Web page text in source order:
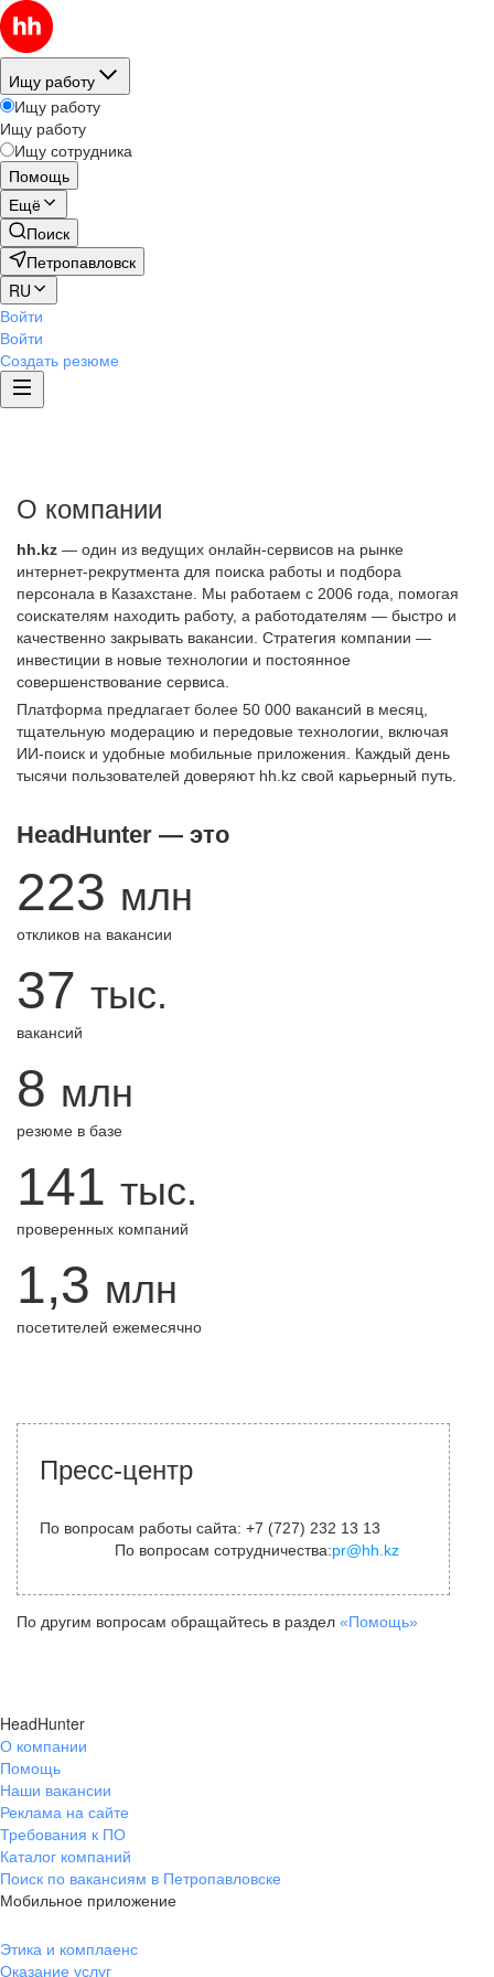
Ищу работу
Ищу работу
Ищу работу
Ищу сотрудника
Помощь
Ещё
Поиск
Петропавловск
RU
Войти
Войти
Создать резюме
О компании
hh.kz — один из ведущих онлайн-сервисов на рынке
интернет-рекрутмента для поиска работы и подбора
персонала в Казахстане. Мы работаем с 2006 года, помогая
соискателям находить работу, а работодателям — быстро и
качественно закрывать вакансии. Стратегия компании —
инвестиции в новые технологии и постоянное
совершенствование сервиса.
Платформа предлагает более 50 000 вакансий в месяц,
тщательную модерацию и передовые технологии, включая
ИИ-поиск и удобные мобильные приложения. Каждый день
тысячи пользователей доверяют hh.kz свой карьерный путь.
HeadHunter — это
223 млн
откликов на вакансии
37 тыс.
вакансий
8 млн
резюме в базе
141 тыс.
проверенных компаний
1,3 млн
посетителей ежемесячно
Пресс-центр
По вопросам работы сайта: +7 (727) 232 13 13
По вопросам сотрудничества:pr@hh.kz
По другим вопросам обращайтесь в раздел «Помощь»
HeadHunter
О компании
Помощь
Наши вакансии
Реклама на сайте
Требования к ПО
Каталог компаний
Поиск по вакансиям в Петропавловске
Мобильное приложение
Этика и комплаенс
Оказание услуг